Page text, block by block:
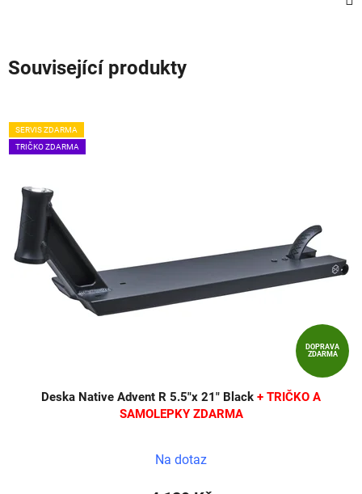
Související produkty
SERVIS ZDARMA
TRIČKO ZDARMA
DOPRAVA
ZDARMA
Deska Native Advent R 5.5"x 21" Black + TRIČKO A
SAMOLEPKY ZDARMA
Na dotaz